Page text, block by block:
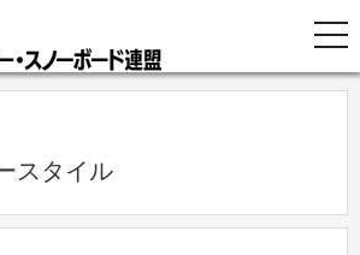
フリースタイル